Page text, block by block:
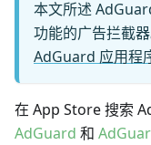
本文所述
功能的广告拦截
AdGuard 应用程
在 App Store 搜索
AdGuard 和